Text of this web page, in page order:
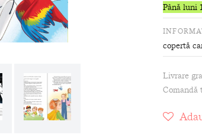
Până luni
copertă
Livrare